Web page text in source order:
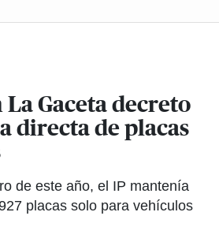
Gaceta decreto
directa de placas
de este año, el IP mantenía
placas solo para vehículos